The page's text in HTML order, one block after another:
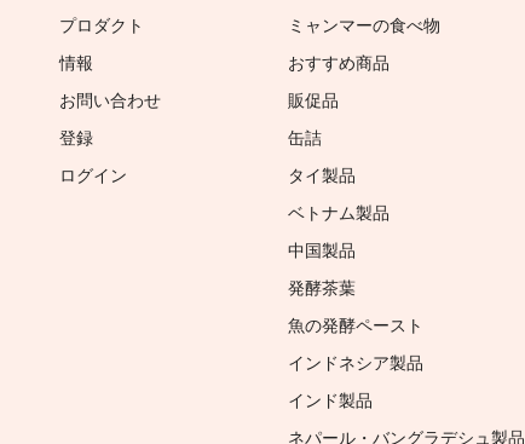
プロダクト
情報
お問い合わせ
登録
ログイン
ミャンマーの食べ物
おすすめ商品
販促品
缶詰
タイ製品
ベトナム製品
中国製品
発酵茶葉
魚の発酵ペースト
インドネシア製品
インド製品
ネパール・バングラデシュ製品